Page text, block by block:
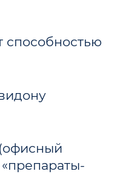
способностью